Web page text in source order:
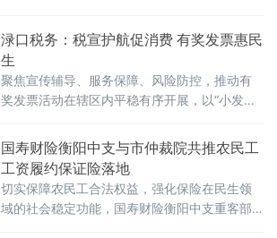
在口岸发放普法宣传单等形式，把海关法治服
务送到群众身边，切实提升消费品质，守护消
费者“舌尖上的安全、购物中的权益”。关员们化
身“普法宣传员”，在市中心广场发放普法宣传
册、维权指引手册及特色纪念品，生动介绍海
渌口税务：税宣护航促消费 有奖发票惠民
生
聚焦宣传辅导、服务保障、风险防控，推动有
奖发票活动在辖区内平稳有序开展，以“小发
有这么好的活动，平时消费开票随手一扫就中
了好几次奖，现在已经养成消费必开票的习惯
了。”不少中奖市民由衷点赞。为让广大市民充
分知晓活动内容，活动开展以来，
国寿财险衡阳中支与市仲裁院共推农民工
工资履约保证险落地
切实保障农民工合法权益，强化保险在民生领
域的社会稳定功能，国寿财险衡阳中支重客部